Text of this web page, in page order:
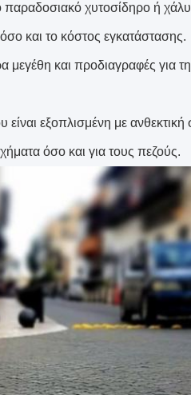
παραδοσιακό χυτοσίδηρο ή
και το κόστος εγκατάστασης.
μεγέθη και προδιαγραφές για
εξοπλισμένη με ανθεκτική
όσο και για τους πεζούς.